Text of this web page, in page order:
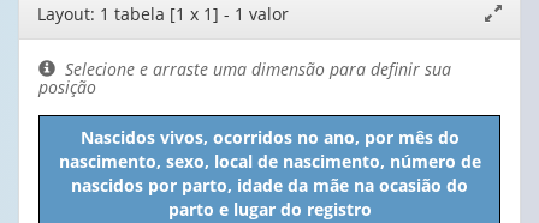
Editor
de
layout
janela
Layout: 1 tabela [1 x 1] - 1 valor
Selecione e arraste uma dimensão para definir sua
posição
Nascidos vivos, ocorridos no ano, por mês do
nascimento, sexo, local de nascimento, número de
nascidos por parto, idade da mãe na ocasião do
parto e lugar do registro